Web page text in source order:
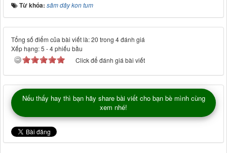
Từ khóa: sâm dây kon tum
Tổng số điểm của bài viết là: 20 trong 4 đánh giá
Xếp hạng:5 -4phiếu bầu
Click để đánh giá bài viết
Nếu thấy hay thì bạn hãy share bài viết cho bạn bè mình cùng
xem nhé!